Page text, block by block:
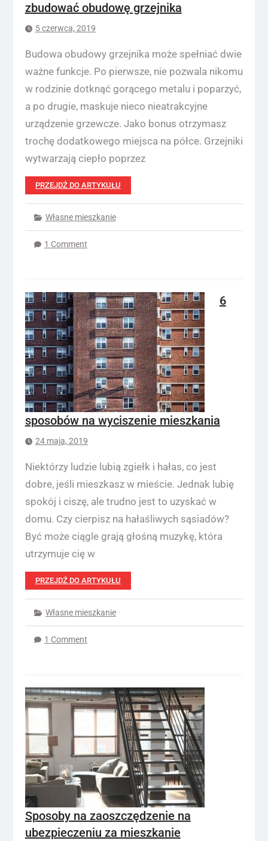
zbudować obudowę grzejnika
5 czerwca, 2019
Budowa obudowy grzejnika może spełniać dwie
ważne funkcje. Po pierwsze, nie pozwala nikomu
w rodzinie dotknąć gorącego metalu i poparzyć,
a po drugie, maskuje nieco nieatrakcyjne
urządzenie grzewcze. Jako bonus otrzymasz
trochę dodatkowego miejsca na półce. Grzejniki
wytwarzają ciepło poprzez
PRZEJDŹ DO ARTYKUŁU
Własne mieszkanie
1 Comment
6
sposobów na wyciszenie mieszkania
24 maja, 2019
Niektórzy ludzie lubią zgiełk i hałas, co jest
dobre, jeśli mieszkasz w mieście. Jednak lubię
spokój i ciszę, ale trudno jest to uzyskać w
domu. Czy cierpisz na hałaśliwych sąsiadów?
Być może ciągle grają głośną muzykę, która
utrzymuje cię w
PRZEJDŹ DO ARTYKUŁU
Własne mieszkanie
1 Comment
Sposoby na zaoszczędzenie na
ubezpieczeniu za mieszkanie